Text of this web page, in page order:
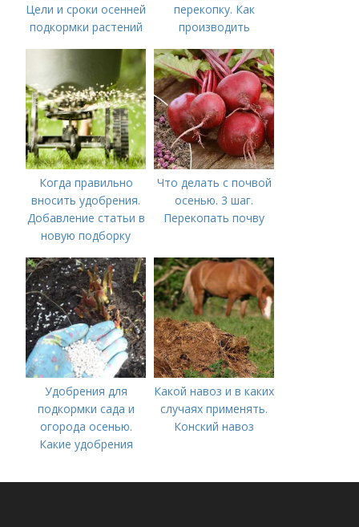
Цели и сроки осенней
подкормки растений
перекопку. Как
производить
Когда правильно
вносить удобрения.
Добавление статьи в
новую подборку
Что делать с почвой
осенью. 3 шаг.
Перекопать почву
Удобрения для
подкормки сада и
огорода осенью.
Какие удобрения
правильно это
Какой навоз и в каких
случаях применять.
Конский навоз